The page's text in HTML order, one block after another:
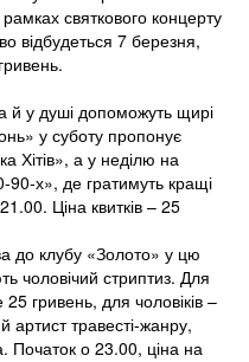
святкового концерту
відбудеться 7 березня,
й у душі допоможуть щирі
у суботу пропонує
Хітів», а у неділю на
90-х», де гратимуть кращі
Ціна квитків – 25
до клубу «Золото» у цю
чоловічий стриптиз. Для
гривень, для чоловіків –
артист травесті-жанру,
Початок о 23.00, ціна на